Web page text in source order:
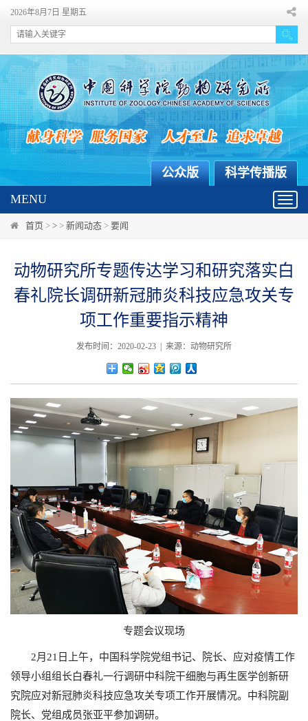
2026年8月7日 星期五
科学传播版
公众版
MENU
首页 > > > 新闻动态 > 要闻
动物研究所专题传达学习和研究落实白
春礼院长调研新冠肺炎科技应急攻关专
项工作重要指示精神
发布时间：2020-02-23 | 来源：动物研究所
专题会议现场
2月21日上午，中国科学院党组书记、院长、应对疫情工作
领导小组组长白春礼一行调研中科院干细胞与再生医学创新研
究院应对新冠肺炎科技应急攻关专项工作开展情况。中科院副
院长、党组成员张亚平参加调研。